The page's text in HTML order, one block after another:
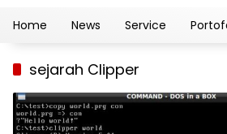
Home News Service
sejarah Clipper